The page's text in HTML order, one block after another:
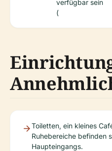
verfügbar sein
(
Toiletten, ein kleines
Ruhebereiche befinden
Haupteingangs.